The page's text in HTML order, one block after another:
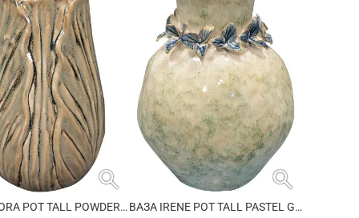
search
ВАЗА FLORA POT TALL POWDER TAUPE
search
ВАЗА IRENE POT TALL PASTEL GREEN